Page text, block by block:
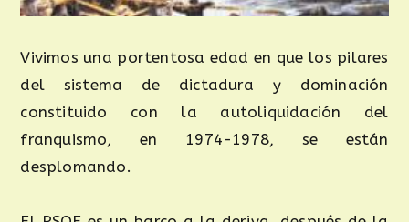
Vivimos una portentosa edad en que los pilares
del sistema de dictadura y dominación
constituido con la autoliquidación del
franquismo, en 1974-1978, se están
desplomando.